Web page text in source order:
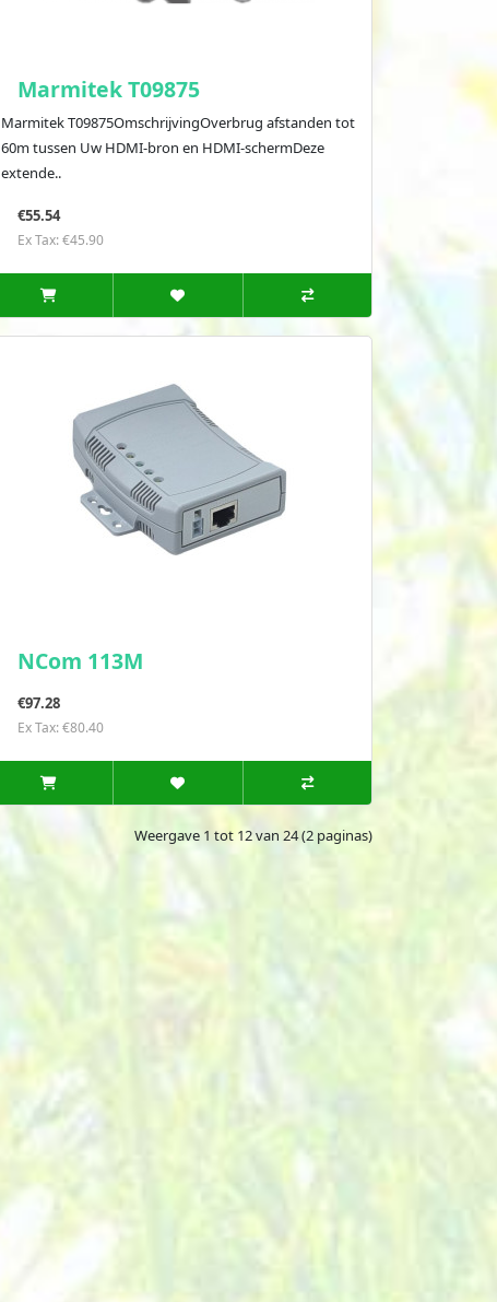
Marmitek T09875
Marmitek T09875OmschrijvingOverbrug afstanden tot
60m tussen Uw HDMI-bron en HDMI-schermDeze
extende..
€55.54
Ex Tax: €45.90
NCom 113M
€97.28
Ex Tax: €80.40
Weergave 1 tot 12 van 24 (2 paginas)